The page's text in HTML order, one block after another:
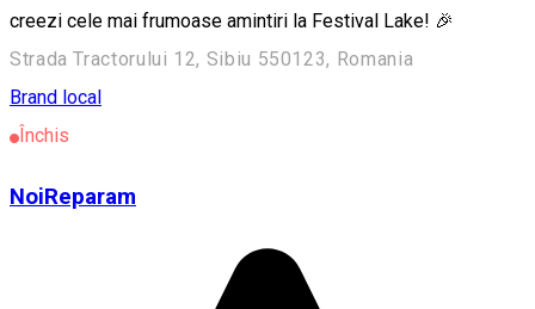
creezi cele mai frumoase amintiri la Festival Lake! 🎉
Strada Tractorului 12, Sibiu 550123, Romania
Brand local
Închis
NoiReparam